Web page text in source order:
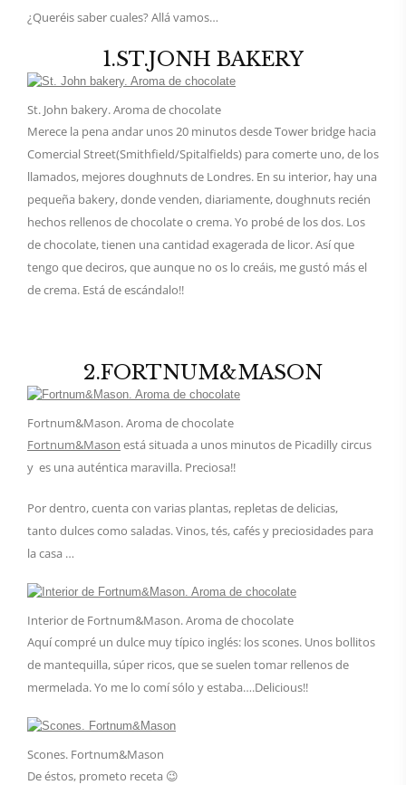
¿Queréis saber cuales? Allá vamos…
1.ST.JONH BAKERY
St. John bakery. Aroma de chocolate
Merece la pena andar unos 20 minutos desde Tower bridge hacia
Comercial Street(Smithfield/Spitalfields) para comerte uno, de los
llamados, mejores doughnuts de Londres. En su interior, hay una
pequeña bakery, donde venden, diariamente, doughnuts recién
hechos rellenos de chocolate o crema. Yo probé de los dos. Los
de chocolate, tienen una cantidad exagerada de licor. Así que
tengo que deciros, que aunque no os lo creáis, me gustó más el
de crema. Está de escándalo!!
2.FORTNUM&MASON
Fortnum&Mason. Aroma de chocolate
Fortnum&Mason está situada a unos minutos de Picadilly circus
y es una auténtica maravilla. Preciosa!!
Por dentro, cuenta con varias plantas, repletas de delicias,
tanto dulces como saladas. Vinos, tés, cafés y preciosidades para
la casa …
Interior de Fortnum&Mason. Aroma de chocolate
Aquí compré un dulce muy típico inglés: los scones. Unos bollitos
de mantequilla, súper ricos, que se suelen tomar rellenos de
mermelada. Yo me lo comí sólo y estaba….Delicious!!
Scones. Fortnum&Mason
De éstos, prometo receta 😉